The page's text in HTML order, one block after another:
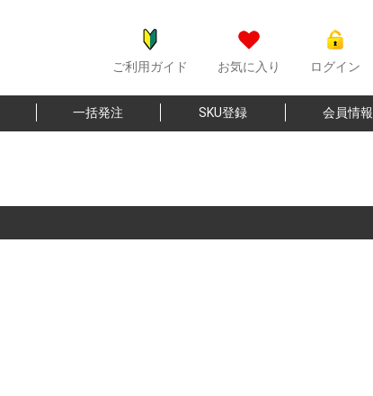
ご利用ガイド お気に入り ログイン
一括発注 SKU登録 会員情報